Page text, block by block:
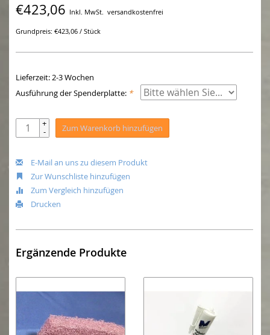
€423,06 Inkl. MwSt. versandkostenfrei
Grundpreis: €423,06 / Stück
Lieferzeit: 2-3 Wochen
Ausführung der Spenderplatte: *
+
- Zum Warenkorb hinzufügen
E-Mail an uns zu diesem Produkt
Zur Wunschliste hinzufügen
Zum Vergleich hinzufügen
Drucken
Ergänzende Produkte